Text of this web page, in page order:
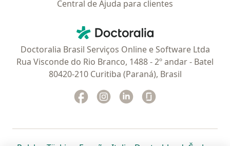
Central de Ajuda para clientes
Doctoralia - Homepage
Doctoralia Brasil Serviços Online e Software Ltda
Rua Visconde do Rio Branco, 1488 - 2º andar - Batel
80420-210 Curitiba (Paraná), Brasil
Facebook
abre num novo separador
Instagram
abre num novo separador
Linkedin
abre num novo